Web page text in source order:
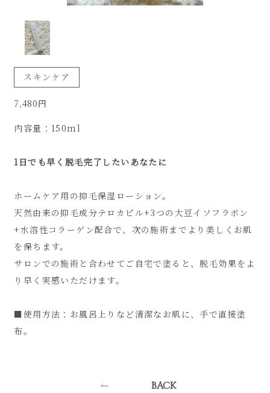
スキンケア
7,480円
内容量：150ml
1日でも早く脱毛完了したいあなたに
ホームケア用の抑毛保湿ローション。
天然由来の抑毛成分テロカピル+3つの大豆イソフラボン
+水溶性コラーゲン配合で、次の施術までより美しくお肌
を保ちます。
サロンでの施術と合わせてご自宅で塗ると、脱毛効果をよ
り早く実感いただけます。
■使用方法：お風呂上りなど清潔なお肌に、手で直接塗
布。
BACK